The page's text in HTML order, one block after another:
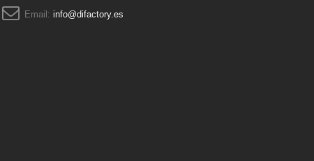
Email: info@difactory.es